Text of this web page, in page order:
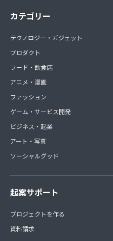
カテゴリー
テクノロジー・ガジェット
プロダクト
フード・飲食店
アニメ・漫画
ファッション
ゲーム・サービス開発
ビジネス・起業
アート・写真
ソーシャルグッド
起案サポート
プロジェクトを作る
資料請求